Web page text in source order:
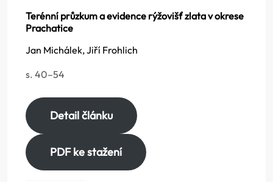
Terénní průzkum a evidence rýžovišť zlata v okrese
Prachatice
Jan Michálek, Jiří Frohlich
s. 40–54
Detail článku
PDF ke stažení